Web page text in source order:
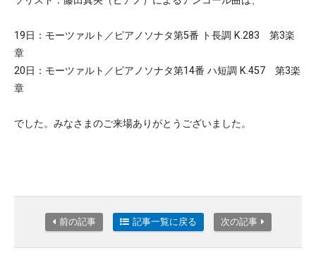
19日：モーツァルト／ピアノソナタ第5番 ト長調 K.283 第3楽
章
20日：モーツァルト／ピアノソナタ第14番 ハ短調 K.457 第3楽
章
でした。みなさまのご来場ありがとうございました。
前の記事 記事一覧に戻る 次の記事